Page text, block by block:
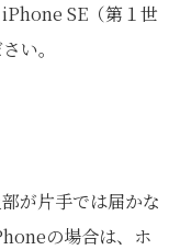
SE（第１世
い。
が片手では届かな
の場合は、ホ